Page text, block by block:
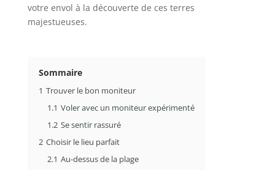
votre envol à la découverte de ces terres
majestueuses.
Sommaire
1 Trouver le bon moniteur
1.1 Voler avec un moniteur expérimenté
1.2 Se sentir rassuré
2 Choisir le lieu parfait
2.1 Au-dessus de la plage